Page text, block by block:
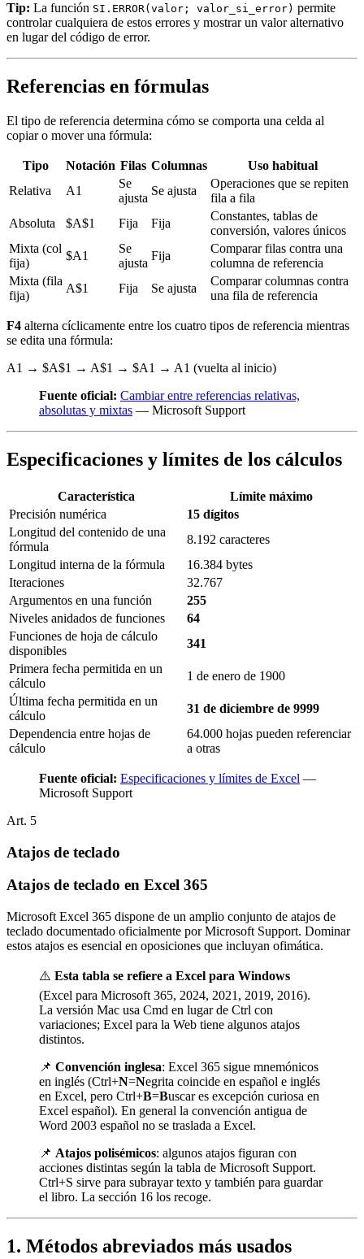
Tip: La función SI.ERROR(valor; valor_si_error) permite
controlar cualquiera de estos errores y mostrar un valor alternativo
en lugar del código de error.
Referencias en fórmulas
El tipo de referencia determina cómo se comporta una celda al
copiar o mover una fórmula:
Tipo Notación Filas Columnas
Uso habitual
Relativa
A1
Se
ajusta
Se ajusta
Operaciones que se repiten
fila a fila
Absoluta
$A$1 Fija Fija
Constantes, tablas de
conversión, valores únicos
Mixta (col
fija)
$A1
Se
ajusta
Fija
Comparar filas contra una
columna de referencia
Mixta (fila
fija)
A$1 Fija Se ajusta
Comparar columnas contra
una fila de referencia
F4 alterna cíclicamente entre los cuatro tipos de referencia mientras
se edita una fórmula:
A1 → $A$1 → A$1 → $A1 → A1 (vuelta al inicio)
Fuente oficial: Cambiar entre referencias relativas,
absolutas y mixtas — Microsoft Support
Especificaciones y límites de los cálculos
Característica
Límite máximo
Precisión numérica
15 dígitos
Longitud del contenido de una
fórmula
8.192 caracteres
Longitud interna de la fórmula
16.384 bytes
Iteraciones
32.767
Argumentos en una función
255
Niveles anidados de funciones
64
Funciones de hoja de cálculo
disponibles
341
Primera fecha permitida en un
cálculo
1 de enero de 1900
Última fecha permitida en un
cálculo
31 de diciembre de 9999
Dependencia entre hojas de
cálculo
64.000 hojas pueden referenciar
a otras
Fuente oficial: Especificaciones y límites de Excel —
Microsoft Support
Art. 5
Atajos de teclado
Atajos de teclado en Excel 365
Microsoft Excel 365 dispone de un amplio conjunto de atajos de
teclado documentado oficialmente por Microsoft Support. Dominar
estos atajos es esencial en oposiciones que incluyan ofimática.
⚠️ Esta tabla se refiere a Excel para Windows
(Excel para Microsoft 365, 2024, 2021, 2019, 2016).
La versión Mac usa Cmd en lugar de Ctrl con
variaciones; Excel para la Web tiene algunos atajos
distintos.
📌 Convención inglesa: Excel 365 sigue mnemónicos
en inglés (Ctrl+N=Negrita coincide en español e inglés
en Excel, pero Ctrl+B=Buscar es excepción curiosa en
Excel español). En general la convención antigua de
Word 2003 español no se traslada a Excel.
📌 Atajos polisémicos: algunos atajos figuran con
acciones distintas según la tabla de Microsoft Support.
Ctrl+S sirve para subrayar texto y también para guardar
el libro. La sección 16 los recoge.
1. Métodos abreviados más usados